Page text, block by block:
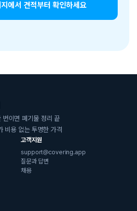
에서 견적부터 확인하세요
번이면 폐기물 정리 끝
비용 없는 투명한 가격
고객지원
support@covering.app
질문과 답변
채용